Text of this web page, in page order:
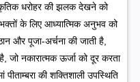
धरोहर की झलक देखने को
के लिए आध्यात्मिक अनुभव को
और पूजा-अर्चना की जाती है,
जो नकारात्मक ऊर्जा को दूर करता
पीताम्बरा की शक्तिशाली उपस्थिति